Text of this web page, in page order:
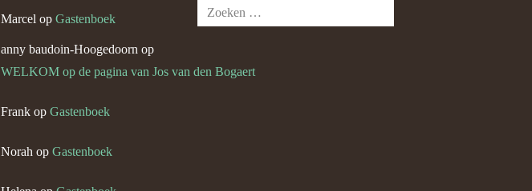
Marcel op Gastenboek
anny baudoin-Hoogedoorn op
WELKOM op de pagina van Jos van den Bogaert
Frank op Gastenboek
Norah op Gastenboek
Zoeken
naar: